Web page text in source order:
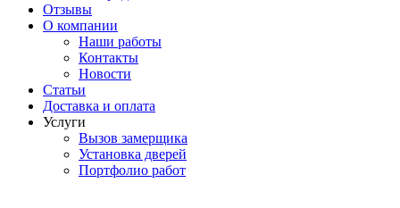
Отзывы
О компании
Наши работы
Контакты
Новости
Статьи
Доставка и оплата
Услуги
Вызов замерщика
Установка дверей
Портфолио работ